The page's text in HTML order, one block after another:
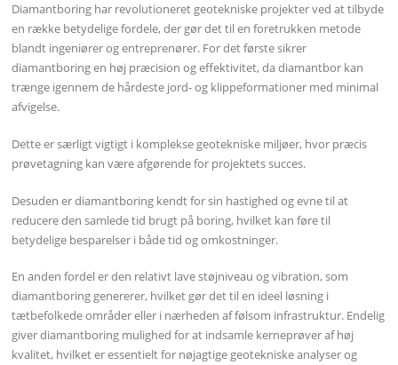
Diamantboring har revolutioneret geotekniske projekter ved at tilbyde
en række betydelige fordele, der gør det til en foretrukken metode
blandt ingeniører og entreprenører. For det første sikrer
diamantboring en høj præcision og effektivitet, da diamantbor kan
trænge igennem de hårdeste jord- og klippeformationer med minimal
afvigelse.
Dette er særligt vigtigt i komplekse geotekniske miljøer, hvor præcis
prøvetagning kan være afgørende for projektets succes.
Desuden er diamantboring kendt for sin hastighed og evne til at
reducere den samlede tid brugt på boring, hvilket kan føre til
betydelige besparelser i både tid og omkostninger.
En anden fordel er den relativt lave støjniveau og vibration, som
diamantboring genererer, hvilket gør det til en ideel løsning i
tætbefolkede områder eller i nærheden af følsom infrastruktur. Endelig
giver diamantboring mulighed for at indsamle kerneprøver af høj
kvalitet, hvilket er essentielt for nøjagtige geotekniske analyser og